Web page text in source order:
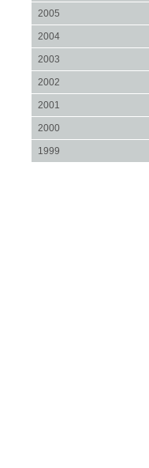
2005
2004
2003
2002
2001
2000
1999